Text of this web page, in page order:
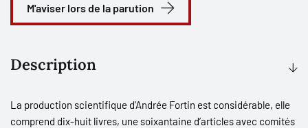
M'aviser lors de la parution
Description
La production scientifique d’Andrée Fortin est considérable, elle
comprend dix-huit livres, une soixantaine d’articles avec comités